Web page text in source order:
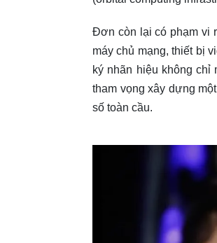
Đơn còn lại có phạm vi
máy chủ mạng, thiết bị
ký nhãn hiệu không chỉ
tham vọng xây dựng
số toàn cầu.